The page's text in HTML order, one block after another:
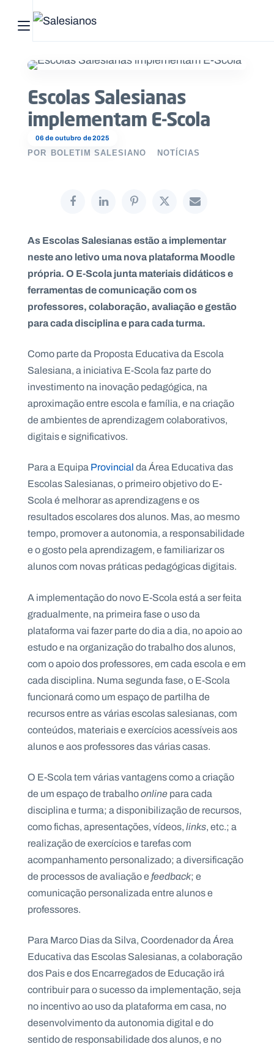
Abrir menu principal
06 de outubro de 2025
Escolas Salesianas
implementam E-Scola
POR BOLETIM SALESIANO NOTÍCIAS
As Escolas Salesianas estão a implementar
neste ano letivo uma nova plataforma Moodle
própria. O E-Scola junta materiais didáticos e
ferramentas de comunicação com os
professores, colaboração, avaliação e gestão
para cada disciplina e para cada turma.
Como parte da Proposta Educativa da Escola
Salesiana, a iniciativa E-Scola faz parte do
investimento na inovação pedagógica, na
aproximação entre escola e família, e na criação
de ambientes de aprendizagem colaborativos,
digitais e significativos.
Para a EquipaProvincialda Área Educativa das
Escolas Salesianas, o primeiro objetivo do E-
Scola é melhorar as aprendizagens e os
resultados escolares dos alunos. Mas, ao mesmo
tempo, promover a autonomia, a responsabilidade
e o gosto pela aprendizagem, e familiarizar os
alunos com novas práticas pedagógicas digitais.
A implementação do novo E-Scola está a ser feita
gradualmente, na primeira fase o uso da
plataforma vai fazer parte do dia a dia, no apoio ao
estudo e na organização do trabalho dos alunos,
com o apoio dos professores, em cada escola e em
cada disciplina. Numa segunda fase, o E-Scola
funcionará como um espaço de partilha de
recursos entre as várias escolas salesianas, com
conteúdos, materiais e exercícios acessíveis aos
alunos e aos professores das várias casas.
O E-Scola tem várias vantagens como a criação
de um espaço de trabalhoonlinepara cada
disciplina e turma; a disponibilização de recursos,
como fichas, apresentações, vídeos,links, etc.; a
realização de exercícios e tarefas com
acompanhamento personalizado; a diversificação
de processos de avaliação efeedback; e
comunicação personalizada entre alunos e
professores.
Para Marco Dias da Silva, Coordenador da Área
Educativa das Escolas Salesianas, a colaboração
dos Pais e dos Encarregados de Educação irá
contribuir para o sucesso da implementação, seja
no incentivo ao uso da plataforma em casa, no
desenvolvimento da autonomia digital e do
sentido de responsabilidade dos alunos, e no
Pesquisar no site
Início
Quem
somos
que
fazemos
Recursos
Notícias
R
A
L
N
A
I
N
L
l
e
s
i
a
n
o
s
.
p
A
g
e
n
a
C
o
n
t
c
t
o
s
N
e
w
s
tt
r